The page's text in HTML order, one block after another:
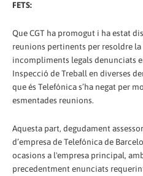
FETS:
Que CGT ha promogut i ha estat
reunions pertinents per resoldre
incompliments legals denunciats
Inspecció de Treball en diverses
que és Telefónica s’ha negat per
esmentades reunions.
Aquesta part, degudament
d’empresa de Telefónica de
ocasions a l'empresa principal,
precedentment enunciats